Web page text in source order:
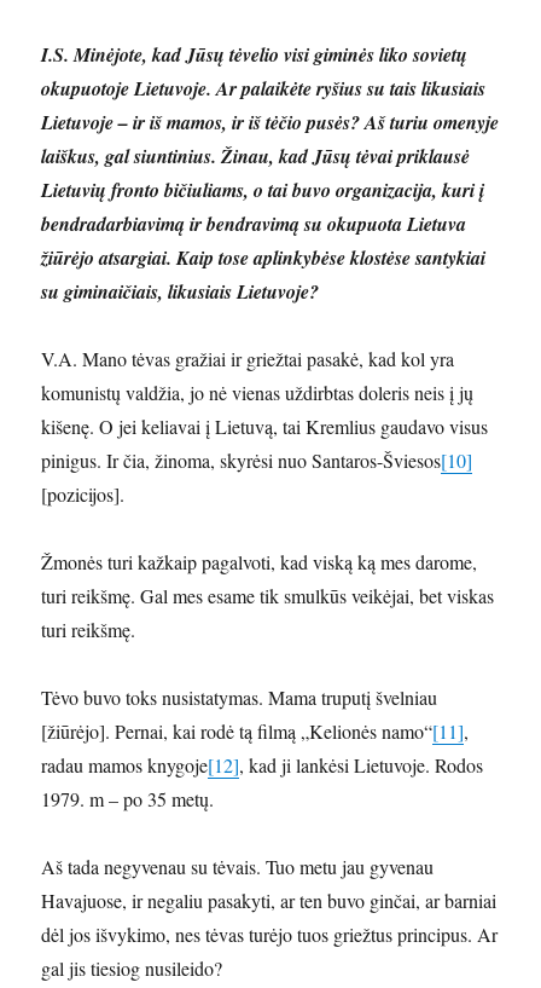
I.S. Minėjote, kad Jūsų tėvelio visi giminės liko sovietų
okupuotoje Lietuvoje. Ar palaikėte ryšius su tais likusiais
Lietuvoje – ir iš mamos, ir iš tėčio pusės? Aš turiu omenyje
laiškus, gal siuntinius. Žinau, kad Jūsų tėvai priklausė
Lietuvių fronto bičiuliams, o tai buvo organizacija, kuri į
bendradarbiavimą ir bendravimą su okupuota Lietuva
žiūrėjo atsargiai. Kaip tose aplinkybėse klostėse santykiai
su giminaičiais, likusiais Lietuvoje?
V.A. Mano tėvas gražiai ir griežtai pasakė, kad kol yra
komunistų valdžia, jo nė vienas uždirbtas doleris neis į jų
kišenę. O jei keliavai į Lietuvą, tai Kremlius gaudavo visus
pinigus. Ir čia, žinoma, skyrėsi nuo Santaros-Šviesos[10]
[pozicijos].
Žmonės turi kažkaip pagalvoti, kad viską ką mes darome,
turi reikšmę. Gal mes esame tik smulkūs veikėjai, bet viskas
turi reikšmę.
Tėvo buvo toks nusistatymas. Mama truputį švelniau
[žiūrėjo]. Pernai, kai rodė tą filmą „Kelionės namo“[11],
radau mamos knygoje[12], kad ji lankėsi Lietuvoje. Rodos
1979. m – po 35 metų.
Aš tada negyvenau su tėvais. Tuo metu jau gyvenau
Havajuose, ir negaliu pasakyti, ar ten buvo ginčai, ar barniai
dėl jos išvykimo, nes tėvas turėjo tuos griežtus principus. Ar
gal jis tiesiog nusileido?